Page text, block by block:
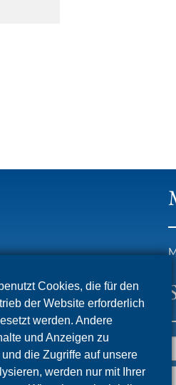
Cookies, die für den
der Website erforderlich
werden. Andere
und Anzeigen zu
die Zugriffe auf unsere
werden nur mit Ihrer